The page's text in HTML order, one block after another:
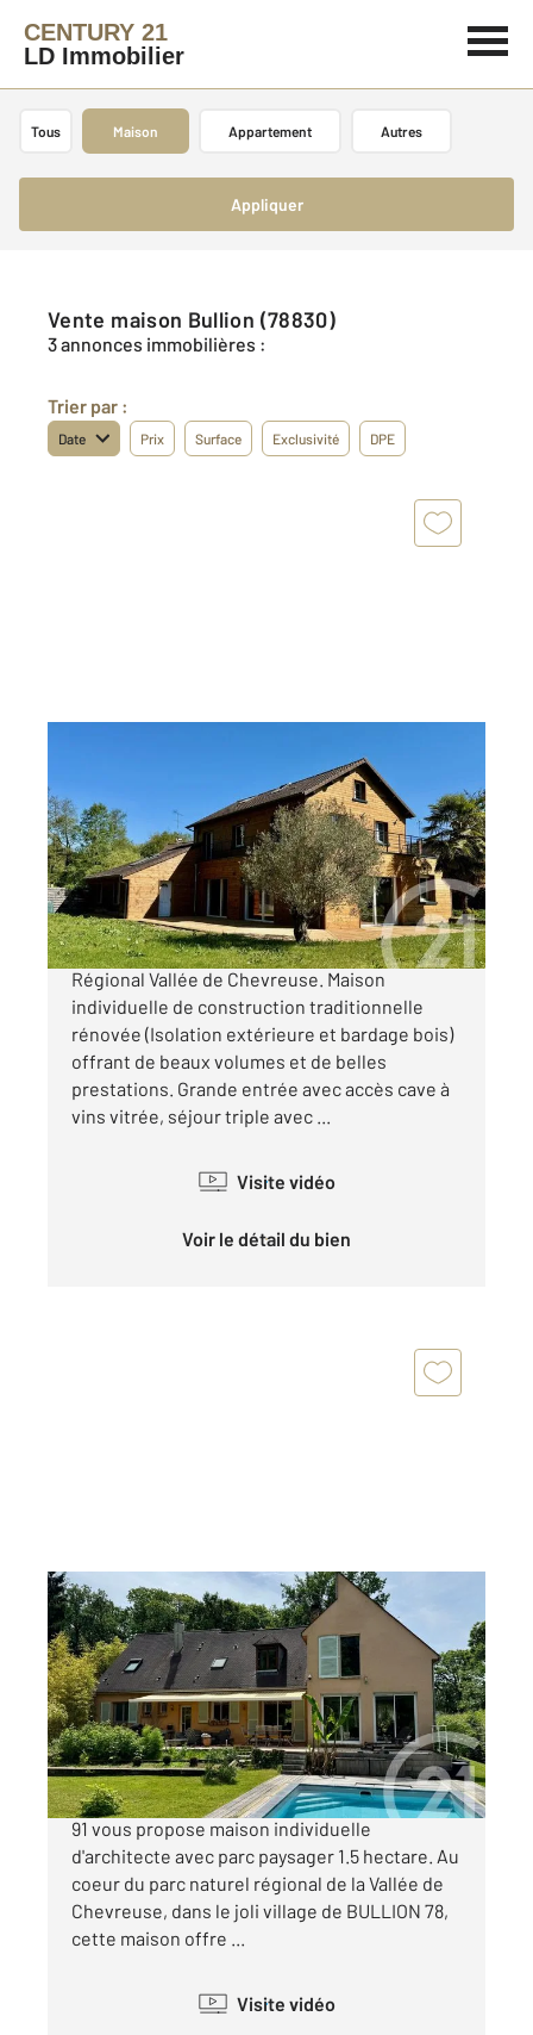
CENTURY 21
LD Immobilier
Tous Maison Appartement Autres
Appliquer
Vente maison Bullion (78830)
3 annonces immobilières :
Trier par :
Date Prix Surface Exclusivité DPE
Ref : 14646
Maison à vendre
790 000 €
BULLION 78 Commune du Parc Naturel
Régional Vallée de Chevreuse. Maison
individuelle de construction traditionnelle
rénovée (Isolation extérieure et bardage bois)
offrant de beaux volumes et de belles
prestations. Grande entrée avec accès cave à
vins vitrée, séjour triple avec ...
Visite vidéo
Voir le détail du bien
BULLION 78
230 m2, 8 pièces
Ref : 17753
Maison à vendre
850 000 €
Century21 LD Immobilier Agence de LIMOURS
91 vous propose maison individuelle
d'architecte avec parc paysager 1.5 hectare. Au
coeur du parc naturel régional de la Vallée de
Chevreuse, dans le joli village de BULLION 78,
cette maison offre ...
Visite vidéo